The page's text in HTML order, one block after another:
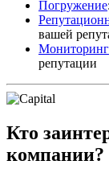
Погружение
вашей
Мониторинг
репутации
Кто
компании?